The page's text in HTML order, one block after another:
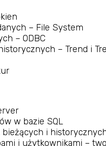
– File System
– ODBC
– Trend i
w bazie SQL
bieżących i
i użytkownikami –